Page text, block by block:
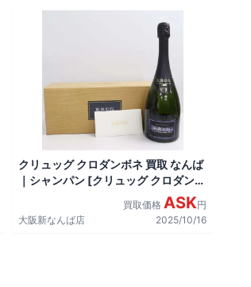
クリュッグ クロダンボネ 買取 なんば
｜シャンパン [クリュッグ クロダンボ
買取価格 ASK円
大阪新なんば店
2025/10/16